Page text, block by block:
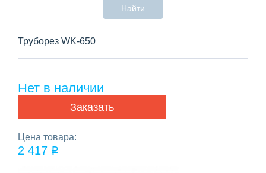
Найти
Труборез WK-650
Нет в наличии
Заказать
Цена товара:
2 417 q